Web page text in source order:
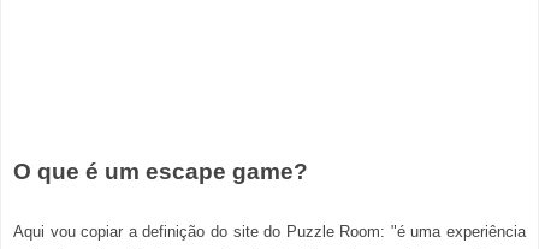
O que é um escape game?
Aqui vou copiar a definição do site do Puzzle Room: "é uma experiência